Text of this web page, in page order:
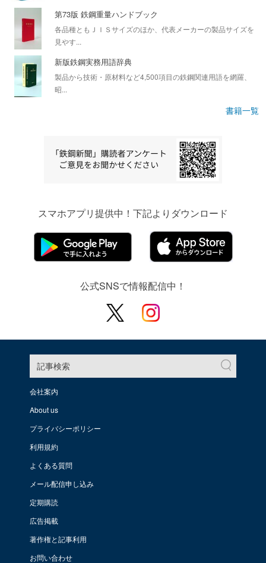
第73版 鉄鋼重量ハンドブック
各品種ともＪＩＳサイズのほか、代表メーカーの製品サイズを
見やす...
新版鉄鋼実務用語辞典
製品から技術・原材料など4,500項目の鉄鋼関連用語を網羅、
昭...
書籍一覧
スマホアプリ提供中！下記よりダウンロード
公式SNSで情報配信中！
記事検索
会社案内
About us
プライバシーポリシー
利用規約
よくある質問
メール配信申し込み
定期購読
広告掲載
著作権と記事利用
お問い合わせ